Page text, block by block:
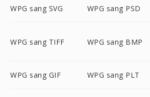
WPG sang SVG WPG sang PSD
WPG sang TIFF WPG sang BMP
WPG sang GIF WPG sang PLT